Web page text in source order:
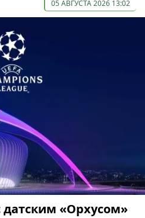
05 АВГУСТА 2026 13:02
датским «Орхусом»